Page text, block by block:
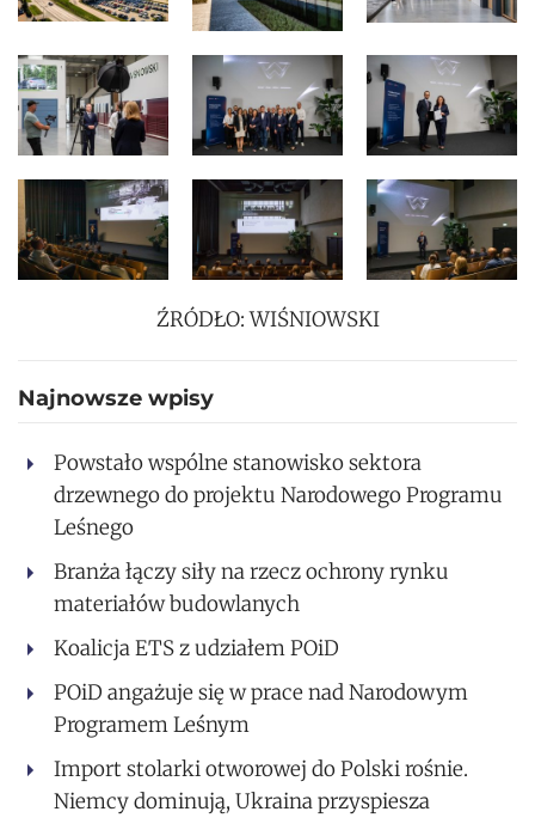
ŹRÓDŁO: WIŚNIOWSKI
Najnowsze wpisy
Powstało wspólne stanowisko sektora
drzewnego do projektu Narodowego Programu
Leśnego
Branża łączy siły na rzecz ochrony rynku
materiałów budowlanych
Koalicja ETS z udziałem POiD
POiD angażuje się w prace nad Narodowym
Programem Leśnym
Import stolarki otworowej do Polski rośnie.
Niemcy dominują, Ukraina przyspiesza